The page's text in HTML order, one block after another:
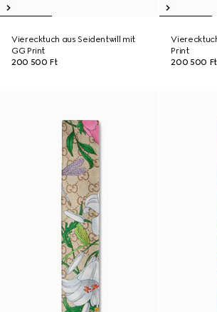
Vierecktuch aus Seidentwill mit
GG Print
200 500 Ft
Print
200 500 Ft